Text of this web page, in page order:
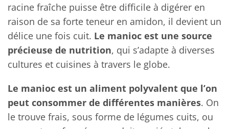
racine fraîche puisse être difficile à digérer en
raison de sa forte teneur en amidon, il devient un
délice une fois cuit. Le manioc est une source
précieuse de nutrition, qui s’adapte à diverses
cultures et cuisines à travers le globe.
Le manioc est un aliment polyvalent que l’on
peut consommer de différentes manières. On
le trouve frais, sous forme de légumes cuits, ou